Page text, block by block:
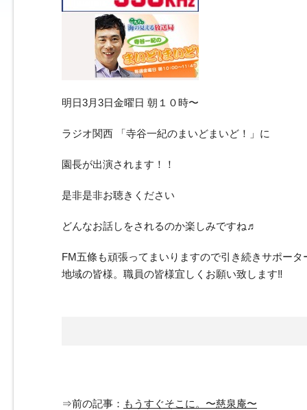
明日3月3日金曜日 朝１０時〜
ラジオ関西 「寺谷一紀のまいどまいど！」に
園長が出演されます！！
是非是非お聴きください
どんなお話しをされるのか楽しみですね♬
FM五條も頑張ってまいりますので引き続きサポー
地域の皆様。職員の皆様宜しくお願い致します‼️
⇒前の記事： もうすぐそこに。〜慈泉庵〜